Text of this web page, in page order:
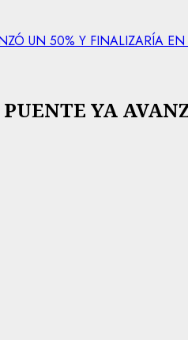
UN 50% Y FINALIZARÍA
YA